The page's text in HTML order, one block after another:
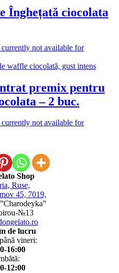
Înghețată ciocolata
not available for
premix pentru
– 2 buc.
not available for
Shop
Ruse,
45, 7019,
№13
de lucru
vineri:
16:00
12:00